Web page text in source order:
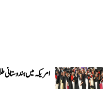
امریکہ میں ہندوستانی طلباء